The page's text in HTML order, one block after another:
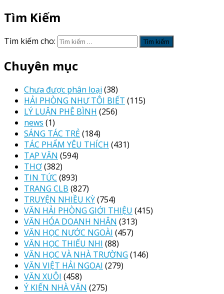
Tìm Kiếm
Tìm kiếm cho:
Chuyên mục
Chưa được phân loại (38)
HẢI PHÒNG NHƯ TÔI BIẾT (115)
LÝ LUẬN PHÊ BÌNH (256)
news (1)
SÁNG TÁC TRẺ (184)
TÁC PHẨM YÊU THÍCH (431)
TẠP VĂN (594)
THƠ(382)
TIN TỨC (893)
TRANG CLB (827)
TRUYỆN NHIỀU KỲ(754)
VĂN HẢI PHÒNG GIỚI THIỆU (415)
VĂN HÓA DOANH NHÂN (313)
VĂN HỌC NƯỚC NGOÀI (457)
VĂN HỌC THIẾU NHI (88)
VĂN HỌC VÀ NHÀ TRƯỜNG (146)
VĂN VIỆT HẢI NGOẠI (279)
VĂN XUÔI (458)
Ý KIẾN NHÀ VĂN (275)